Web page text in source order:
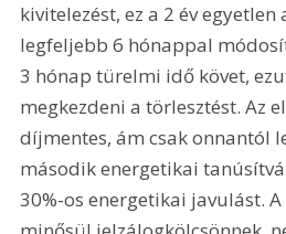
kivitelezést, ez a 2 év
legfeljebb 6 hónappal
3 hónap türelmi idő követ,
megkezdeni a törlesztést. Az
díjmentes, ám csak onnantól
második energetikai
30%-os energetikai javulást.